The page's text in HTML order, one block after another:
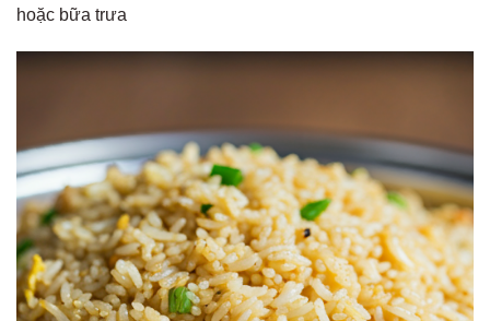
hoặc bữa trưa